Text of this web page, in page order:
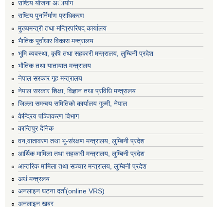
राष्टिय याेजना अायाेग
राष्टिय पुनर्निर्माण प्राधिकरण
मुख्यमन्त्री तथा मन्त्रिपरिषद् कार्यालय
भैातिक पूर्वाधार विकास मन्त्रालय
भूमि व्यवस्था, कृषि तथा सहकारी मन्त्रालय, लु्म्बिनी प्रदेश
भाैतिक तथा यातायात मन्त्रालय
नेपाल सरकार गृह मन्त्रालय
नेपाल सरकार शिक्षा, विज्ञान तथा प्रविधि मन्त्रालय
जिल्ला समन्वय समितिको कार्यालय गुल्मी, नेपाल
केन्द्रिय पञ्जिकरण विभाग
कान्तिपुर दैनिक
वन,वातावरण तथा भू-संरक्षण मन्त्रालय, लुम्बिनी प्रदेश
आर्थिक मामिला तथा सहकारी मन्त्रालय, लुम्बिनी प्रदेश
आन्तरिक मामिला तथा सञ्चार मन्त्रालय, लुम्बिनी प्रदेश
अर्थ मन्त्रलय
अनलाइन घटना दर्ता(online VRS)
अनलाइन खबर